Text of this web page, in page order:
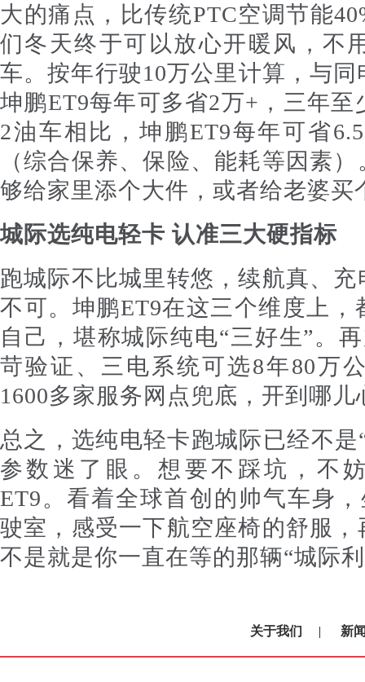
大的痛点，比传统PTC空调节能
们冬天终于可以放心开暖风，不
车。按年行驶10万公里计算，与
坤鹏ET9每年可多省2万+，三年至
2油车相比，坤鹏ET9每年可省
（综合保养、保险、能耗等因素
够给家里添个大件，或者给老婆买
城际选纯电轻卡 认准三大硬指标
跑城际不比城里转悠，续航真、
不可。坤鹏ET9在这三个维度上
自己，堪称城际纯电“三好生”。
苛验证、三电系统可选8年80万
1600多家服务网点兜底，开到哪
总之，选纯电轻卡跑城际已经不
参数迷了眼。想要不踩坑，不
ET9。看着全球首创的帅气车身
驶室，感受一下航空座椅的舒服
不是就是你一直在等的那辆“城际
关于我们 | 新